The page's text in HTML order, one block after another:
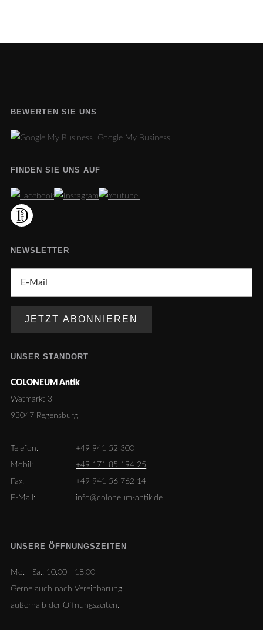
BEWERTEN SIE UNS
Google My Business
FINDEN SIE UNS AUF
NEWSLETTER
UNSER STANDORT
COLONEUM Antik
Watmarkt 3
93047 Regensburg
Telefon:
+49 941 52 300
Mobil:
+49 171 85 194 25
Fax:
+49 941 56 762 14
E-Mail:
info@coloneum-antik.de
UNSERE ÖFFNUNGSZEITEN
Mo. - Sa.: 10:00 - 18:00
Gerne auch nach Vereinbarung
außerhalb der Öffnungszeiten.